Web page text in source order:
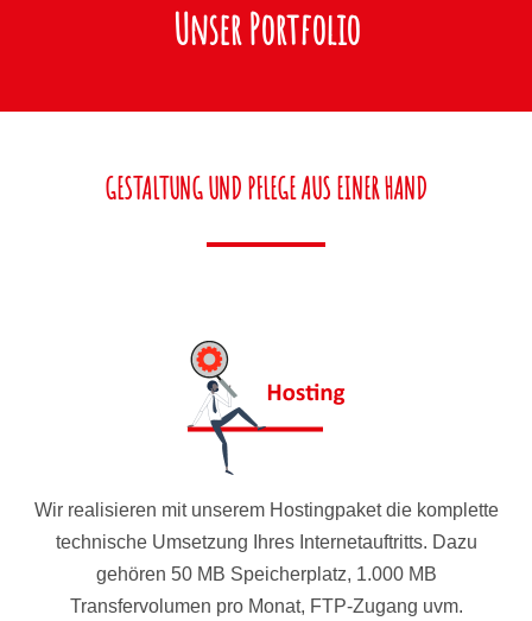
Unser Portfolio
GESTALTUNG UND PFLEGE AUS EINER HAND
Wir realisieren mit unserem Hostingpaket die komplette
technische Umsetzung Ihres Internetauftritts. Dazu
gehören 50 MB Speicherplatz, 1.000 MB
Transfervolumen pro Monat, FTP-Zugang uvm.